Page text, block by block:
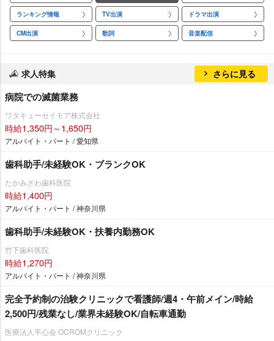
ランキング情報 TV出演 ドラマ出演
CM出演 歌詞 音楽配信
求人特集 さらに見る
病院での滅菌業務
ワタキューセイモア株式会社
時給1,350円～1,650円
アルバイト・パート / 愛知県
歯科助手/未経験OK・ブランクOK
たかみざわ歯科医院
時給1,400円
アルバイト・パート / 神奈川県
歯科助手/未経験OK・扶養内勤務OK
竹下歯科医院
時給1,270円
アルバイト・パート / 神奈川県
完全予約制の治験クリニックで看護師/週4・午前メイン/時給
2,500円/残業なし/業界未経験OK/自転車通勤
医療法人平心会 OCROMクリニック